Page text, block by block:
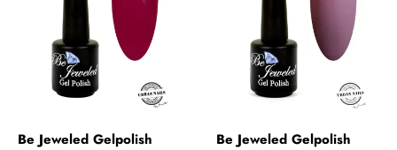
Be Jeweled Gelpolish
Be Jeweled Gelpolish